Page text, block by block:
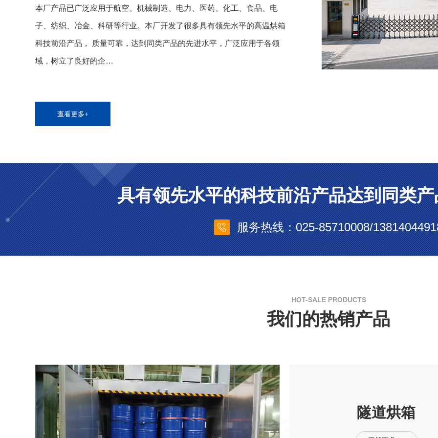
本厂产品已广泛应用于航空、机械制造、电力、医药、化工、食品、电
子、纺织、冶金、科研等行业。本厂开发了很多具有领先水平的高温烘箱
科技前沿产品， 质量可靠，达到同类产品的先进水平，广泛应用于各领
域，树立了良好的企…
查看更多+
具有领先水平的科技前沿产品达到同类
服务热线：025-85710008/
HOT-SALE PRODUCTS
我们的热销产品
隧道烘箱